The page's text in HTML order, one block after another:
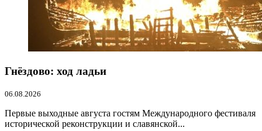
Гнёздово: ход ладьи
06.08.2026
Первые выходные августа гостям Международного фестиваля
исторической реконструкции и славянской...